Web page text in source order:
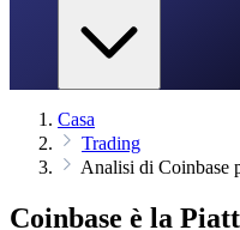
Casa
Trading
Analisi di Coinbase
Coinbase è la